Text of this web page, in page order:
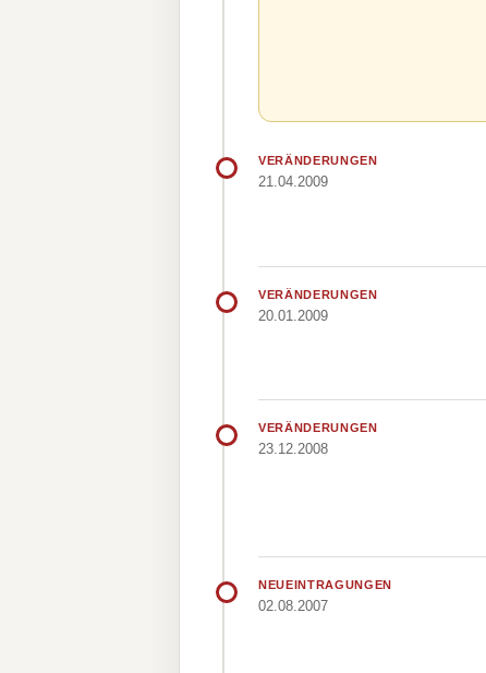
VERÄNDERUNGEN
21.04.2009
VERÄNDERUNGEN
20.01.2009
VERÄNDERUNGEN
23.12.2008
NEUEINTRAGUNGEN
02.08.2007